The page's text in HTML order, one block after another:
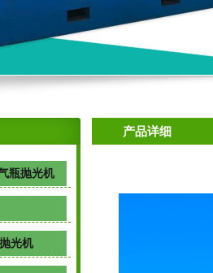
瓶抛光机
光机
产品详细